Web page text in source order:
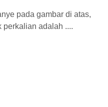
pada gambar di atas,
perkalian adalah ....